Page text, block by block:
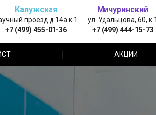
Калужская
проезд д.14а к.1
+7 (499) 455-01-36
Мичуринский
ул. Удальцова, 60, к.1
+7 (499) 444-15-73
АКЦИИ